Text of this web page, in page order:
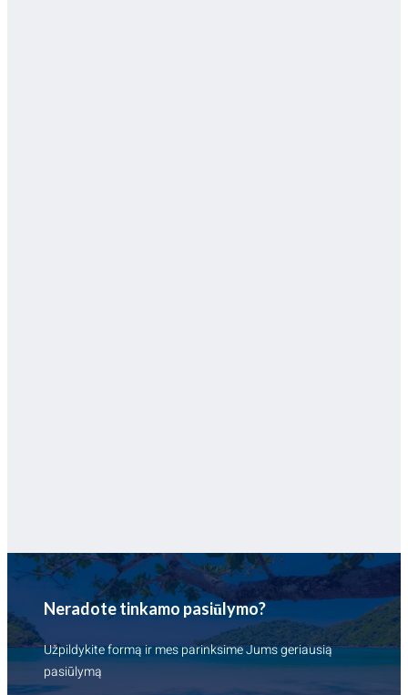
Neradote tinkamo pasiūlymo?
Užpildykite formą ir mes parinksime Jums geriausią
pasiūlymą